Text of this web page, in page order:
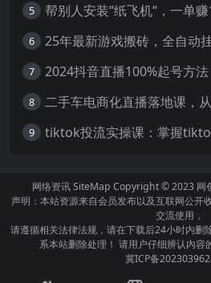
5
6
7
8
9
网络资讯SiteMap Copyright © 2023 网
声明：本站资源来自会员发布以及互联网公开
交流使用，
请遵循相关法律法规，请在下载后24小时内删
系本站删除处理！ 请用户仔细辨认内容
冀ICP备